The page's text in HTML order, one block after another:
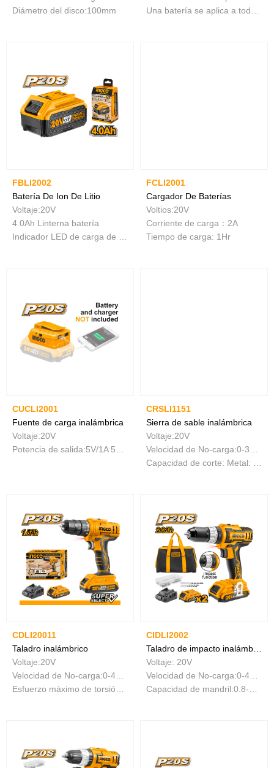
Diámetro del disco:100mm
FBLI2002
Batería De Ion De Litio
Voltaje:20V
4.0Ah Linterna batería
FCLI2001
Cargador De Baterías
Voltios:20V
Corriente de carga：2A
Tiempo de carga: 1Hr
CUCLI2001
Fuente de carga inalámbrica
Voltaje:20V
CRSLI1151
Sierra de sable inalámbrica
Voltaje:20V
CDLI20011
Taladro inalámbrico
Voltaje:20V
CIDLI2002
Voltaje: 20V